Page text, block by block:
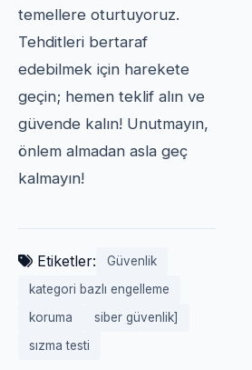
temellere oturtuyoruz.
Tehditleri bertaraf
edebilmek için harekete
geçin; hemen teklif alın ve
güvende kalın! Unutmayın,
önlem almadan asla geç
kalmayın!
Etiketler:
Güvenlik
kategori bazlı engelleme
koruma
siber güvenlik]
sızma testi